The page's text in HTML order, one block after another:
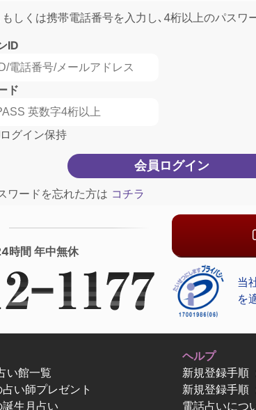
しくは携帯電話番号を入力し､4桁以上のパスワ
ID
ド
ログイン保持
ワードを忘れた方は コチラ
時間 年中無休
当
を
い館一覧
い師プレゼント
生月占い
ヘルプ
新規登録手順
新規登録手順
電話占いにつ